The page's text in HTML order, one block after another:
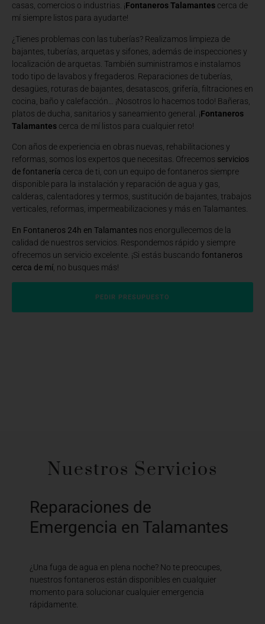
casas, comercios o industrias. ¡Fontaneros Talamantes cerca de
mí siempre listos para ayudarte!
¿Tienes problemas con las tuberías? Realizamos limpieza de
bajantes, tuberías, arquetas y sifones, además de inspecciones y
localización de arquetas. También suministramos e instalamos
todo tipo de lavabos y fregaderos. Reparaciones de tuberías,
desagües, roturas de bajantes, desatascos, grifería, filtraciones en
cocina, baño y calefacción… ¡Nosotros lo hacemos todo! Bañeras,
platos de ducha, sanitarios y saneamiento general. ¡Fontaneros
Talamantes cerca de mí listos para cualquier reto!
Con años de experiencia en obras nuevas, rehabilitaciones y
reformas, somos los expertos que necesitas. Ofrecemos servicios
de fontanería cerca de ti, con un equipo de fontaneros siempre
disponible para la instalación y reparación de agua y gas,
calderas, calentadores y termos, sustitución de bajantes, trabajos
verticales, reformas, impermeabilizaciones y más en Talamantes.
En Fontaneros 24h en Talamantes nos enorgullecemos de la
calidad de nuestros servicios. Respondemos rápido y siempre
ofrecemos un servicio excelente. ¡Si estás buscando fontaneros
cerca de mí , no busques más!
PEDIR PRESUPUESTO
Nuestros Servicios
Reparaciones de
Emergencia en Talamantes
¿Una fuga de agua en plena noche? No te preocupes,
nuestros fontaneros están disponibles en cualquier
momento para solucionar cualquier emergencia
rápidamente.